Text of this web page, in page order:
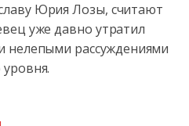
Юрия Лозы, считают
уже давно утратил
нелепыми рассуждениями